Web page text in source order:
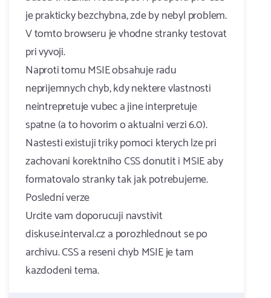
je prakticky bezchybna, zde by nebyl problem.
V tomto browseru je vhodne stranky testovat
pri vyvoji.
Naproti tomu MSIE obsahuje radu
neprijemnych chyb, kdy nektere vlastnosti
neintrepretuje vubec a jine interpretuje
spatne (a to hovorim o aktualni verzi 6.0).
Nastesti existuji triky pomoci kterych lze pri
zachovani korektniho CSS donutit i MSIE aby
formatovalo stranky tak jak potrebujeme.
Poslední verze
Urcite vam doporucuji navstivit
diskuse.interval.cz a porozhlednout se po
archivu. CSS a reseni chyb MSIE je tam
kazdodeni tema.